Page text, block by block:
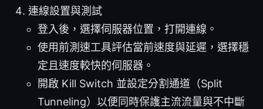
連線設置與測試
登入後，選擇伺服器位置，打開連線。
使用前測速工具評估當前速度與延遲，選擇穩
定且速度較快的伺服器。
開啟 Kill Switch 並設定分割通道（Split
Tunneling）以便同時保護主流流量與不中斷